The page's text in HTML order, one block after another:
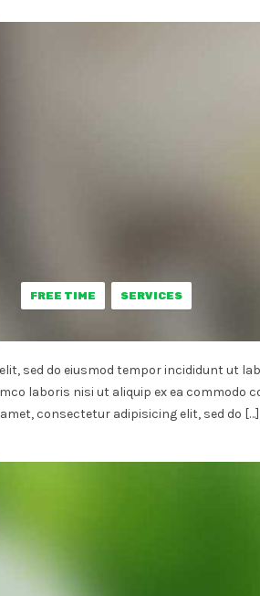
FREE TIME SERVICES
sed do eiusmod tempor incididunt ut
laboris nisi ut aliquip ex ea commodo
consectetur adipisicing elit, sed do […]